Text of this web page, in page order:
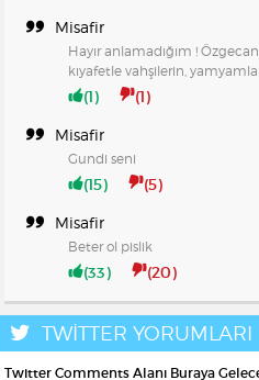
Misafir
Hayır anlamadığım !
kıyafetle vahşilerin,
(1) (1)
Misafir
Gundi seni
(15) (5)
Misafir
Beter ol pislik
(33) (20)
TWİTTER YORUMLARI
Twitter Comments Alanı Buraya